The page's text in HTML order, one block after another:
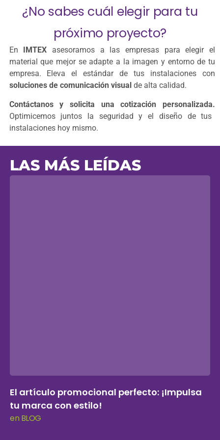
¿No sabes cuál elegir para tu
próximo proyecto?
En IMTEX asesoramos a las empresas para elegir el
material que mejor se adapte a la imagen y entorno de tu
empresa. Eleva el estándar de tus instalaciones con
soluciones de comunicación visual de alta calidad.
Contáctanos y solicita una cotización personalizada.
Optimicemos juntos la seguridad y el diseño de tus
instalaciones hoy mismo.
LAS MÁS LEÍDAS
El artículo promocional perfecto: ¡Impulsa
tu marca con estilo!
en BLOG